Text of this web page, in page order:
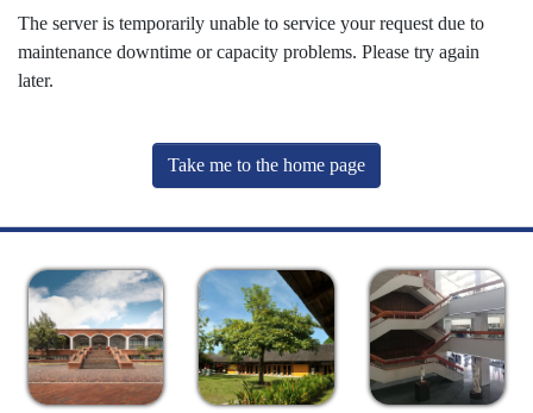
The server is temporarily unable to service your request due to
maintenance downtime or capacity problems. Please try again
later.
Take me to the home page